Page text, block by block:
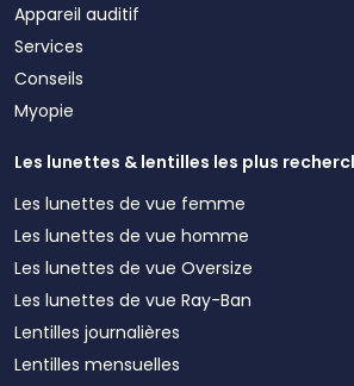
Appareil auditif
Services
Conseils
Myopie
Les lunettes & lentilles les plus
Les lunettes de vue femme
Les lunettes de vue homme
Les lunettes de vue Oversize
Les lunettes de vue Ray-Ban
Lentilles journalières
Lentilles mensuelles